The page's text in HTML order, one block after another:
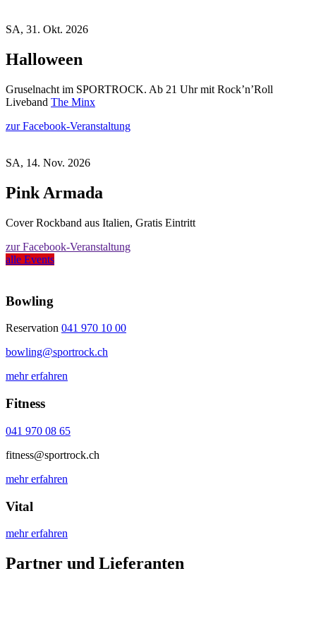
SA, 31. Okt. 2026
Halloween
Gruselnacht im SPORTROCK. Ab 21 Uhr mit Rock’n’Roll
Liveband The Minx
zur Facebook-Veranstaltung
SA, 14. Nov. 2026
Pink Armada
Cover Rockband aus Italien, Gratis Eintritt
zur Facebook-Veranstaltung
alle Events
Bowling
Reservation 041 970 10 00
bowling@sportrock.ch
mehr erfahren
Fitness
041 970 08 65
fitness@sportrock.ch
mehr erfahren
Vital
mehr erfahren
Partner und Lieferanten